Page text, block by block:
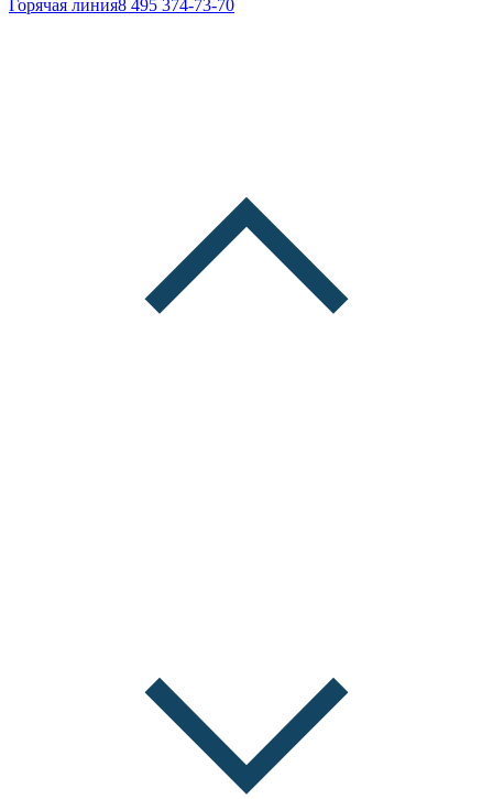
Горячая линия8 495 374-73-70